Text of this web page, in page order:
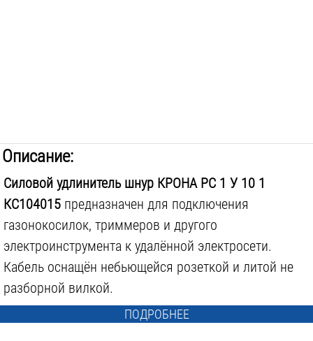
Описание:
Силовой удлинитель шнур КРОНА РС 1 У 10 1
КС104015 предназначен для подключения
газонокосилок, триммеров и другого
электроинструмента к удалённой электросети.
Кабель оснащён небьющейся розеткой и литой не
разборной вилкой.
ПОДРОБНЕЕ